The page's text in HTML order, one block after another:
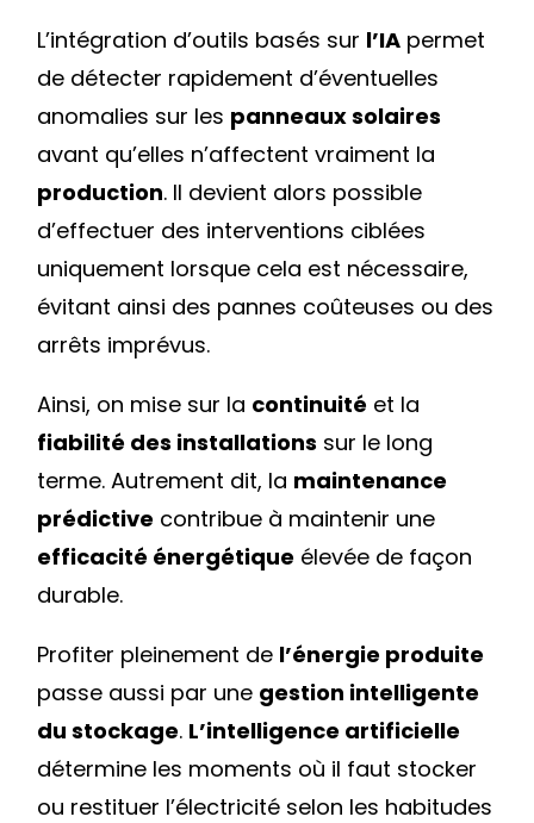
L’intégration d’outils basés sur l’IA permet
de détecter rapidement d’éventuelles
anomalies sur les panneaux solaires
avant qu’elles n’affectent vraiment la
production. Il devient alors possible
d’effectuer des interventions ciblées
uniquement lorsque cela est nécessaire,
évitant ainsi des pannes coûteuses ou des
arrêts imprévus.
Ainsi, on mise sur la continuité et la
fiabilité des installations sur le long
terme. Autrement dit, la maintenance
prédictive contribue à maintenir une
efficacité énergétique élevée de façon
durable.
Profiter pleinement de l’énergie produite
passe aussi par une gestion intelligente
du stockage. L’intelligence artificielle
détermine les moments où il faut stocker
ou restituer l’électricité selon les habitudes